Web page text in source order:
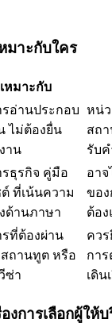
มาะกับใคร
เหมาะกับ
รอ่านประกอบ
ไม่ต้องยื่น
าน
หน่ว
สถ
รับ
รธุรกิจ คู่มือ
ต์ ที่เน้นความ
ด้านภาษา
อา
ขอ
ต้อ
รที่ต้องผ่าน
ถานทูต หรือ
ซ่า
คว
กา
เดิน
งการเลือกผู้ให้บ